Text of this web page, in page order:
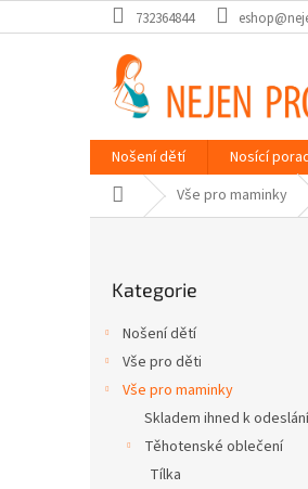
na
732364844
Nošení dětí Nosící
Domů Vše pro maminky
kategorie
Kategorie
Nošení dětí
Vše pro děti
Vše pro maminky
Skladem ihned k odeslání
Těhotenské oblečení
Tílka